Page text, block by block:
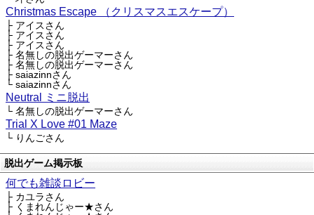
Christmas Escape （クリスマスエスケープ）
├ アイスさん
├ アイスさん
├ アイスさん
├ 名無しの脱出ゲーマーさん
├ 名無しの脱出ゲーマーさん
├ saiazinnさん
└ saiazinnさん
Neutral ミニ脱出
└ 名無しの脱出ゲーマーさん
Trial X Love #01 Maze
└ りんごさん
脱出ゲーム掲示板
何でも雑談ロビー
├ カユラさん
├ くまれんじゃー★さん